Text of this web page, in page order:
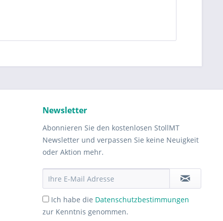
Newsletter
Abonnieren Sie den kostenlosen StollMT
Newsletter und verpassen Sie keine Neuigkeit
oder Aktion mehr.
Ich habe die Datenschutzbestimmungen
zur Kenntnis genommen.